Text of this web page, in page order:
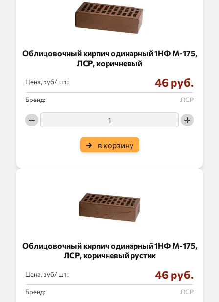
Облицовочный кирпич одинарный 1НФ М-175,
ЛСР, коричневый
Цена, руб/ : 46 руб.
Бренд: ЛСР
в корзину
Облицовочный кирпич одинарный 1НФ М-175,
ЛСР, коричневый рустик
Цена, руб/ : 46 руб.
Бренд: ЛСР